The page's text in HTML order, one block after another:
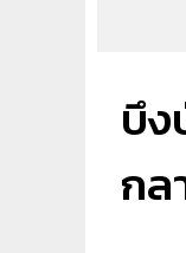
บึ
กล